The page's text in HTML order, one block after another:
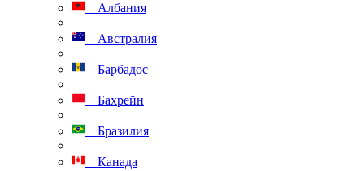
Албания
Австралия
Барбадос
Бахрейн
Бразилия
Канада